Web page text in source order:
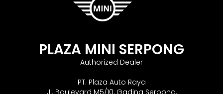
PLAZA MINI SERPONG
Authorized Dealer
PT. Plaza Auto Raya